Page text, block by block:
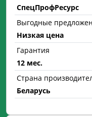
СпецПрофРесурс
Выгодные
Низкая цена
Гарантия
12 мес.
Страна
Беларусь